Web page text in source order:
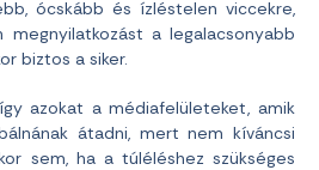
ócskább és ízléstelen viccekre,
megnyilatkozást a legalacsonyabb
biztos a siker.
azokat a médiafelületeket, amik
átadni, mert nem kíváncsi
sem, ha a túléléshez szükséges